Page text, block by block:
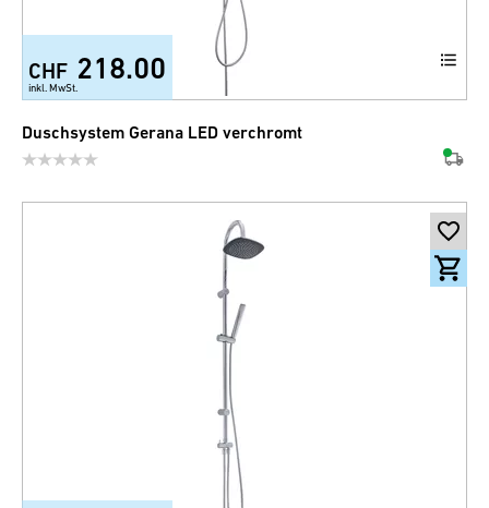
CHF 218.00
inkl. MwSt.
Duschsystem Gerana LED verchromt